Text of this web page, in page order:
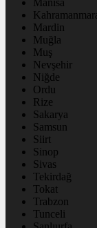
Manisa
Mardin
Muğla
Muş
Nevşehir
Niğde
Ordu
Rize
Sakarya
Samsun
Siirt
Sinop
Sivas
Tekirdağ
Tokat
Trabzon
Tunceli